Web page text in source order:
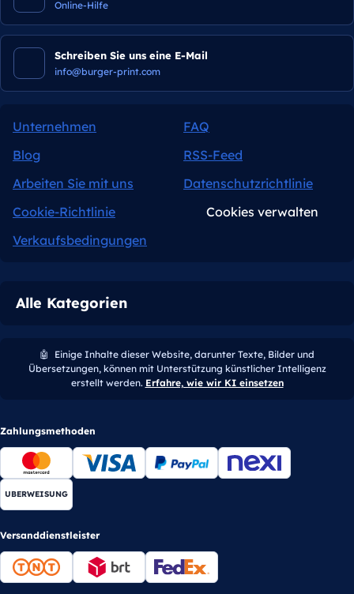
Online-Hilfe
Schreiben Sie uns eine E-Mail
info@burger-print.com
Unternehmen
FAQ
Blog
RSS-Feed
Arbeiten Sie mit uns
Datenschutzrichtlinie
Cookie-Richtlinie
Cookies verwalten
Verkaufsbedingungen
Alle Kategorien
🤖
Einige Inhalte dieser Website, darunter Texte, Bilder und
Übersetzungen, können mit Unterstützung künstlicher Intelligenz
erstellt werden. Erfahre, wie wir KI einsetzen
Zahlungsmethoden
UBERWEISUNG
Versanddienstleister